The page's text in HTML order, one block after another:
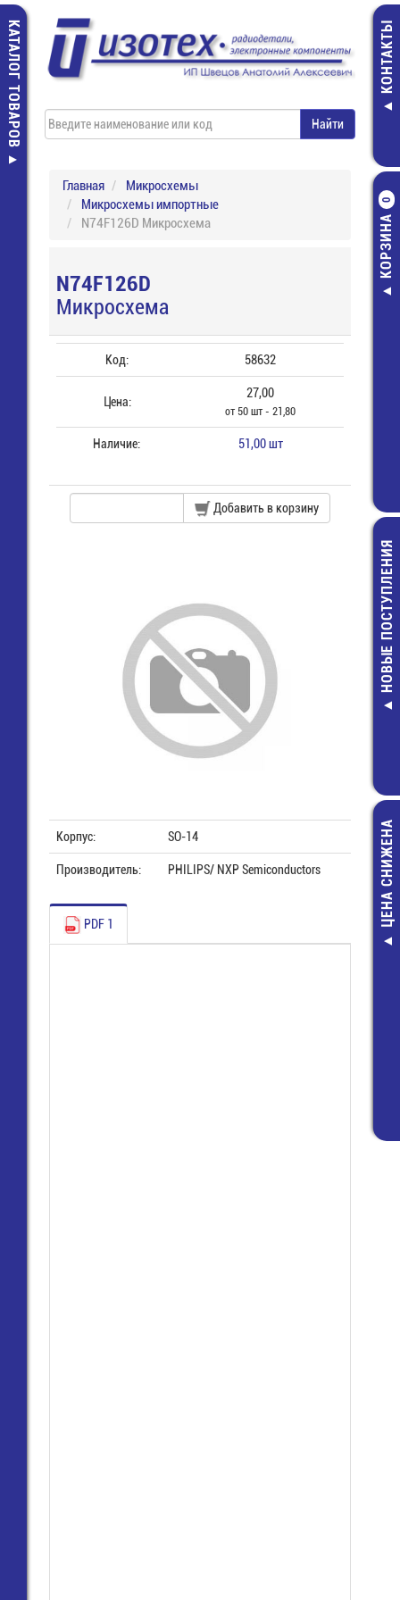
КАТАЛОГ ТОВАРОВ КОНТАКТЫ
КОРЗИНА
0
НОВЫЕ ПОСТУПЛЕНИЯ
ЦЕНА СНИЖЕНА
Главная
Микросхемы
Микросхемы импортные
N74F126D Микросхема
N74F126D
Микросхема
Код: 58632
Цена:
27,00
от 50 шт - 21,80
Наличие: 51,00 шт
Добавить в корзину
Корпус: SO-14
Производитель: PHILIPS/ NXP Semiconductors
PDF 1